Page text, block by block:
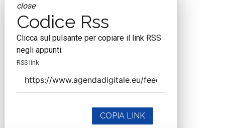
close
Codice Rss
Clicca sul pulsante per copiare il link RSS
negli appunti.
RSS link
COPIA LINK